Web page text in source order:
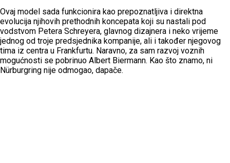
Ovaj model sada funkcionira kao prepoznatljiva i direktna
evolucija njihovih prethodnih koncepata koji su nastali pod
vodstvom Petera Schreyera, glavnog dizajnera i neko vrijeme
jednog od troje predsjednika kompanije, ali i također njegovog
tima iz centra u Frankfurtu. Naravno, za sam razvoj voznih
mogućnosti se pobrinuo Albert Biermann. Kao što znamo, ni
Nürburgring nije odmogao, dapače.